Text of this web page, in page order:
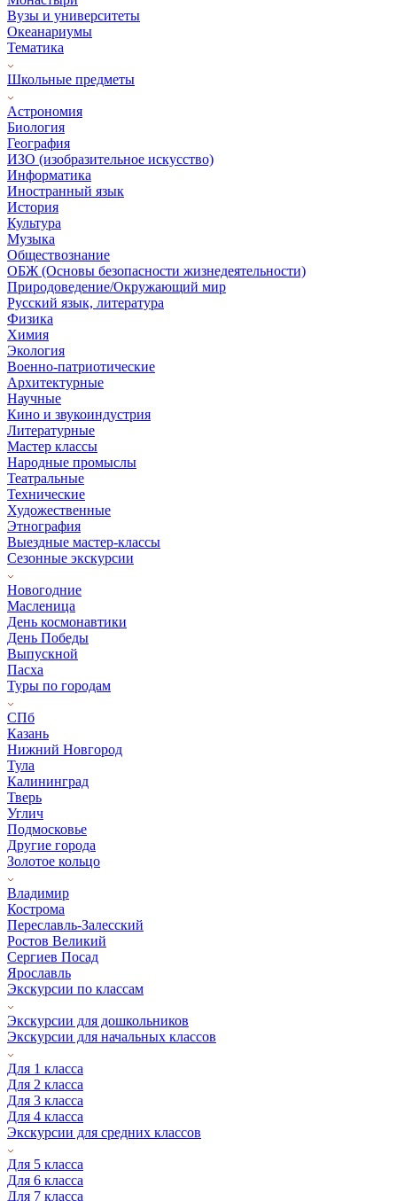
Вузы и университеты
Океанариумы
Тематика
Школьные предметы
Астрономия
Биология
География
ИЗО (изобразительное искусство)
Информатика
Иностранный язык
История
Культура
Музыка
Обществознание
ОБЖ (Основы безопасности жизнедеятельности)
Природоведение/Окружающий мир
Русский язык, литература
Физика
Химия
Экология
Военно-патриотические
Архитектурные
Научные
Кино и звукоиндустрия
Литературные
Мастер классы
Народные промыслы
Театральные
Технические
Художественные
Этнография
Выездные мастер-классы
Сезонные экскурсии
Новогодние
Масленица
День космонавтики
День Победы
Выпускной
Пасха
Туры по городам
СПб
Казань
Нижний Новгород
Тула
Калининград
Тверь
Углич
Подмосковье
Другие города
Золотое кольцо
Владимир
Кострома
Переславль-Залесский
Ростов Великий
Сергиев Посад
Ярославль
Экскурсии по классам
Экскурсии для дошкольников
Экскурсии для начальных классов
Для 1 класса
Для 2 класса
Для 3 класса
Для 4 класса
Экскурсии для средних классов
Для 5 класса
Для 6 класса
Для 7 класса